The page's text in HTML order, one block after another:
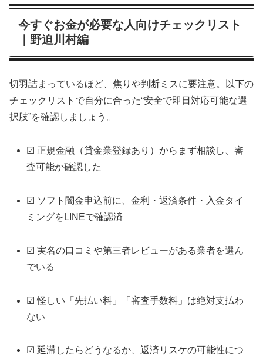
今すぐお金が必要な人向けチェックリスト
｜野迫川村編
切羽詰まっているほど、焦りや判断ミスに要注意。以下の
チェックリストで自分に合った“安全で即日対応可能な選
択肢”を確認しましょう。
☑ 正規金融（貸金業登録あり）からまず相談し、審
査可能か確認した
☑ ソフト闇金申込前に、金利・返済条件・入金タイ
ミングをLINEで確認済
☑ 実名の口コミや第三者レビューがある業者を選ん
でいる
☑ 怪しい「先払い料」「審査手数料」は絶対支払わ
ない
☑ 延滞したらどうなるか、返済リスケの可能性につ